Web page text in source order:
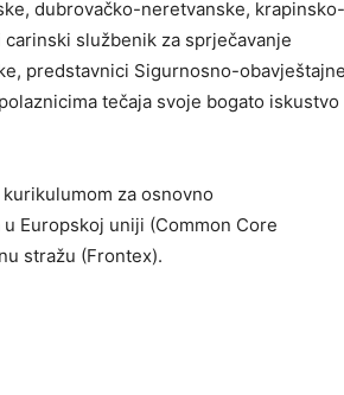
dubrovačko-neretvanske, krapinsko-
službenik za sprječavanje
predstavnici Sigurnosno-obavještajne
tečaja svoje bogato iskustvo
za osnovno
Europskoj uniji (Common Core
stražu (Frontex).